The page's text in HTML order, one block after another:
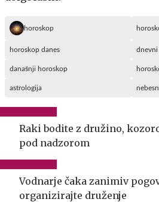
horoskop
horoskop danes
današnji horoskop
astrologija
Raki bodite z družino,
pod nadzorom
Vodnarje čaka zanimiv
organizirajte druženje